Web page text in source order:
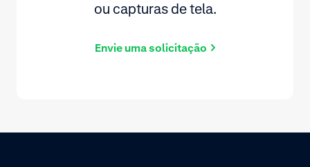
ou capturas de tela.
Envie uma solicitação